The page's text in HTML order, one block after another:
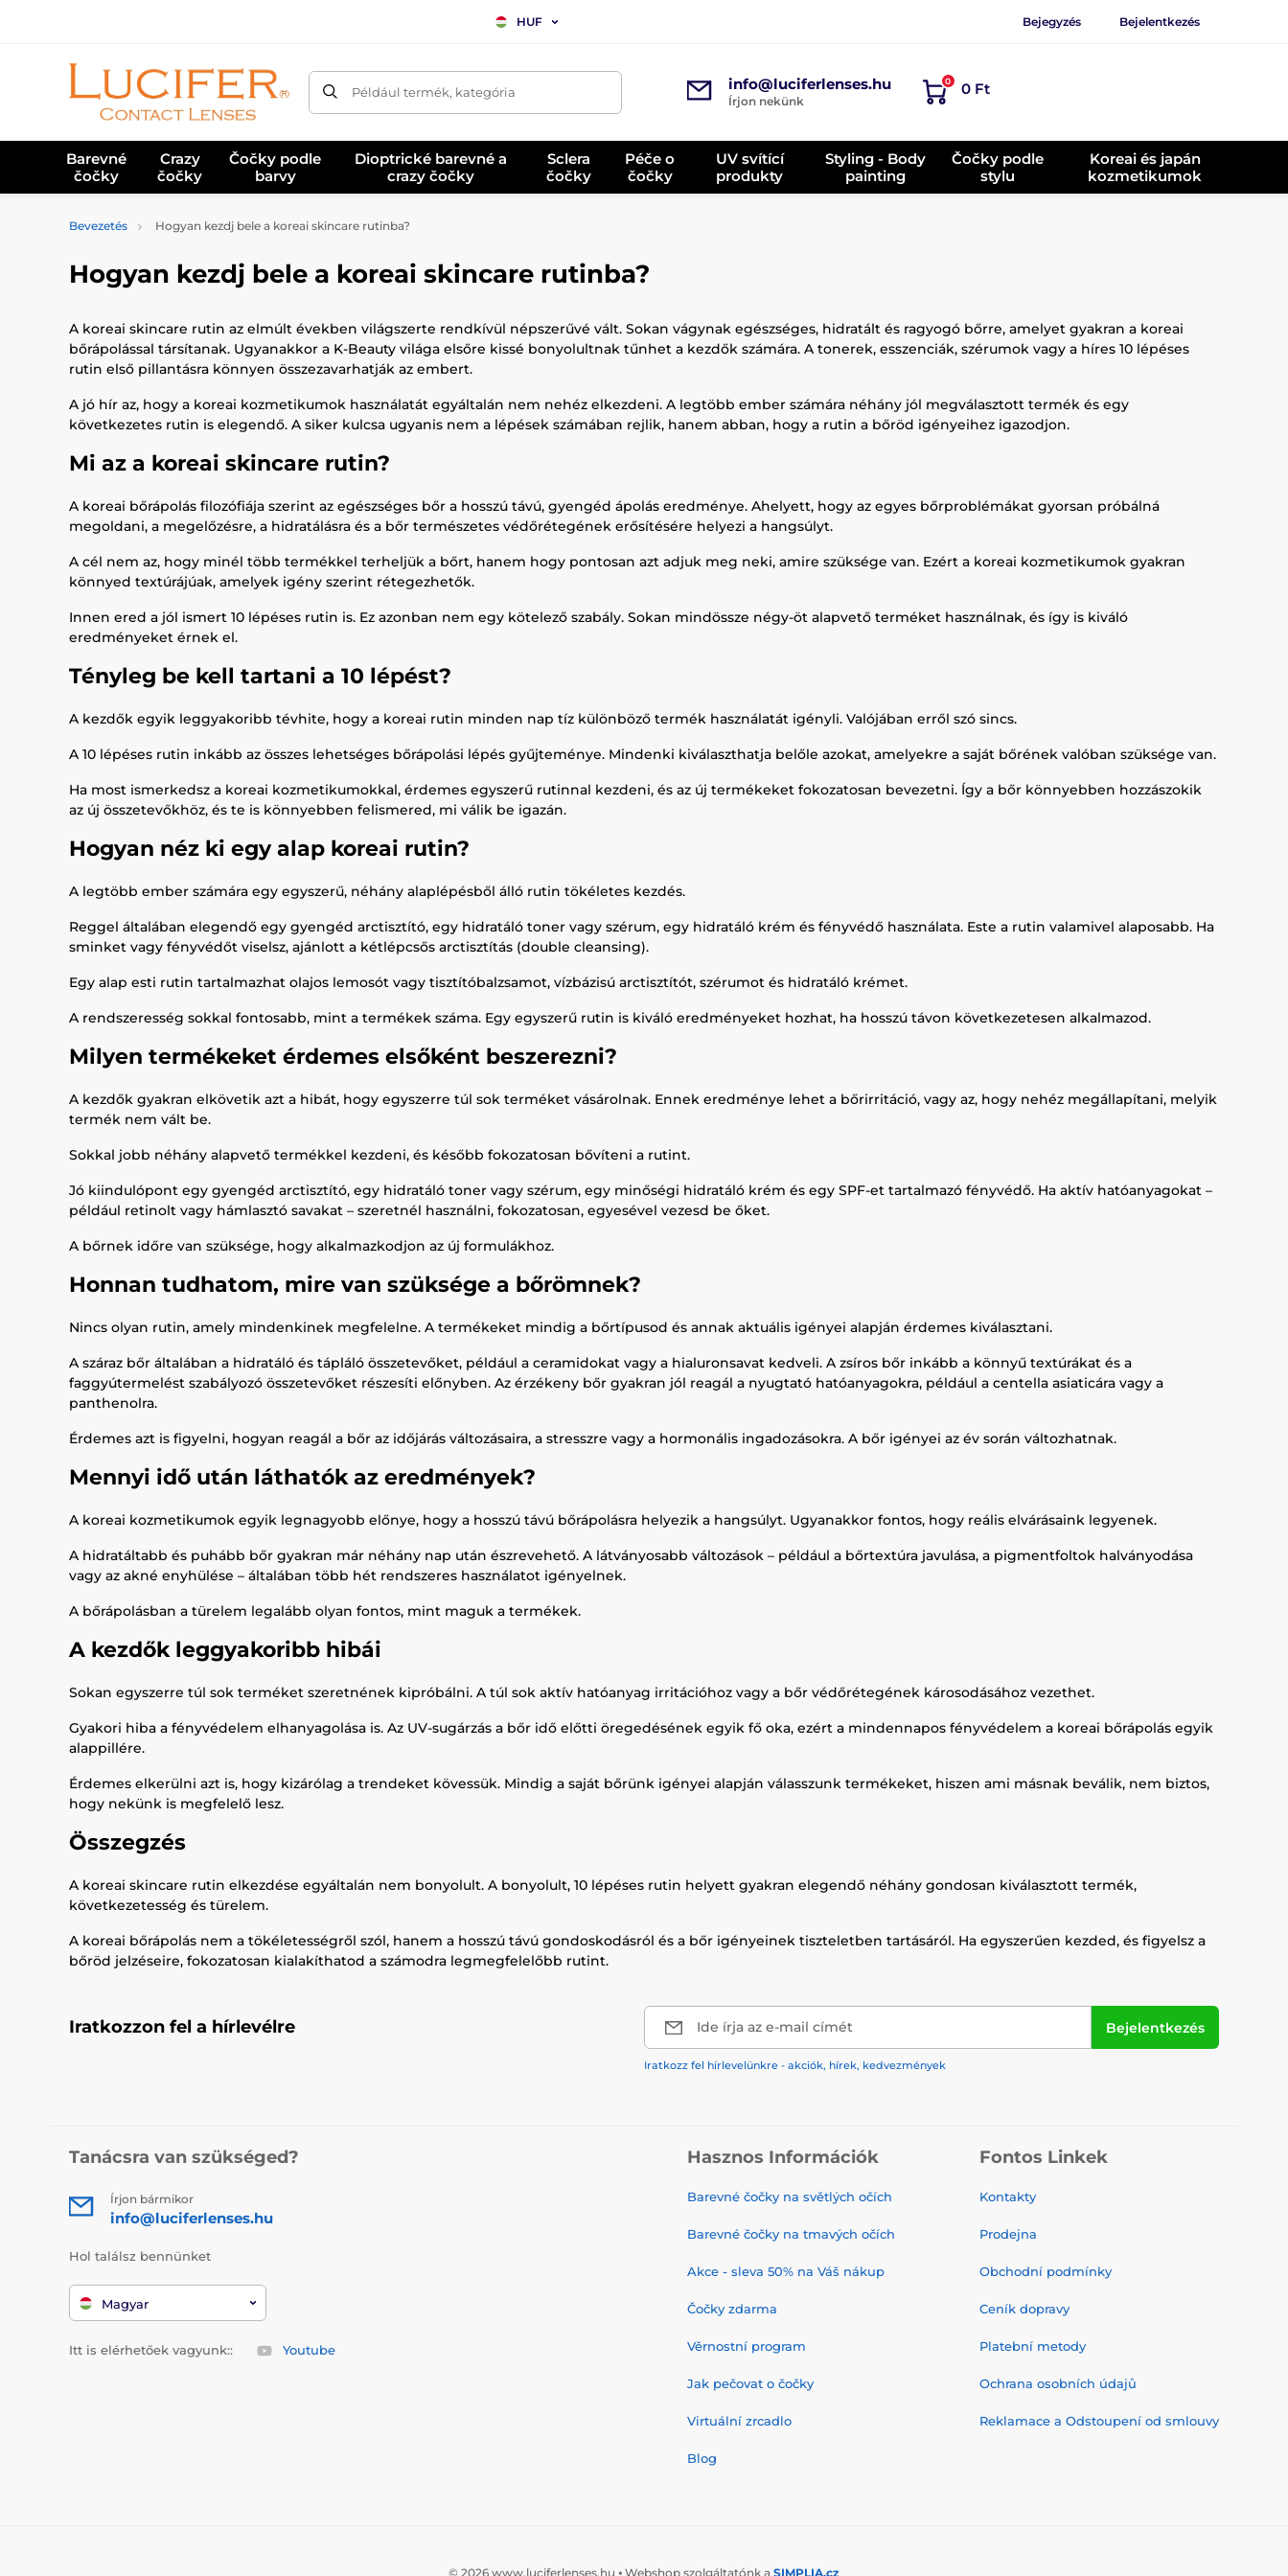
HUF Bejegyzés Bejelentkezés
Például termék, kategória info@luciferlenses.hu
Írjon nekünk
0 0 Ft
Barevné
čočky
Crazy
čočky
Čočky podle
barvy
Dioptrické barevné a
crazy čočky
Sclera
čočky
Péče o
čočky
UV svítící
produkty
Styling - Body
painting
Čočky podle
stylu
Koreai és japán
kozmetikumok
Bevezetés Hogyan kezdj bele a koreai skincare rutinba?
Hogyan kezdj bele a koreai skincare rutinba?
A koreai skincare rutin az elmúlt években világszerte rendkívül népszerűvé vált. Sokan vágynak egészséges, hidratált és ragyogó bőrre, amelyet gyakran a koreai
bőrápolással társítanak. Ugyanakkor a K-Beauty világa elsőre kissé bonyolultnak tűnhet a kezdők számára. A tonerek, esszenciák, szérumok vagy a híres 10 lépéses
rutin első pillantásra könnyen összezavarhatják az embert.
A jó hír az, hogy a koreai kozmetikumok használatát egyáltalán nem nehéz elkezdeni. A legtöbb ember számára néhány jól megválasztott termék és egy
következetes rutin is elegendő. A siker kulcsa ugyanis nem a lépések számában rejlik, hanem abban, hogy a rutin a bőröd igényeihez igazodjon.
Mi az a koreai skincare rutin?
A koreai bőrápolás filozófiája szerint az egészséges bőr a hosszú távú, gyengéd ápolás eredménye. Ahelyett, hogy az egyes bőrproblémákat gyorsan próbálná
megoldani, a megelőzésre, a hidratálásra és a bőr természetes védőrétegének erősítésére helyezi a hangsúlyt.
A cél nem az, hogy minél több termékkel terheljük a bőrt, hanem hogy pontosan azt adjuk meg neki, amire szüksége van. Ezért a koreai kozmetikumok gyakran
könnyed textúrájúak, amelyek igény szerint rétegezhetők.
Innen ered a jól ismert 10 lépéses rutin is. Ez azonban nem egy kötelező szabály. Sokan mindössze négy-öt alapvető terméket használnak, és így is kiváló
eredményeket érnek el.
Tényleg be kell tartani a 10 lépést?
A kezdők egyik leggyakoribb tévhite, hogy a koreai rutin minden nap tíz különböző termék használatát igényli. Valójában erről szó sincs.
A 10 lépéses rutin inkább az összes lehetséges bőrápolási lépés gyűjteménye. Mindenki kiválaszthatja belőle azokat, amelyekre a saját bőrének valóban szüksége van.
Ha most ismerkedsz a koreai kozmetikumokkal, érdemes egyszerű rutinnal kezdeni, és az új termékeket fokozatosan bevezetni. Így a bőr könnyebben hozzászokik
az új összetevőkhöz, és te is könnyebben felismered, mi válik be igazán.
Hogyan néz ki egy alap koreai rutin?
A legtöbb ember számára egy egyszerű, néhány alaplépésből álló rutin tökéletes kezdés.
Reggel általában elegendő egy gyengéd arctisztító, egy hidratáló toner vagy szérum, egy hidratáló krém és fényvédő használata. Este a rutin valamivel alaposabb. Ha
sminket vagy fényvédőt viselsz, ajánlott a kétlépcsős arctisztítás (double cleansing).
Egy alap esti rutin tartalmazhat olajos lemosót vagy tisztítóbalzsamot, vízbázisú arctisztítót, szérumot és hidratáló krémet.
A rendszeresség sokkal fontosabb, mint a termékek száma. Egy egyszerű rutin is kiváló eredményeket hozhat, ha hosszú távon következetesen alkalmazod.
Milyen termékeket érdemes elsőként beszerezni?
A kezdők gyakran elkövetik azt a hibát, hogy egyszerre túl sok terméket vásárolnak. Ennek eredménye lehet a bőrirritáció, vagy az, hogy nehéz megállapítani, melyik
termék nem vált be.
Sokkal jobb néhány alapvető termékkel kezdeni, és később fokozatosan bővíteni a rutint.
Jó kiindulópont egy gyengéd arctisztító, egy hidratáló toner vagy szérum, egy minőségi hidratáló krém és egy SPF-et tartalmazó fényvédő. Ha aktív hatóanyagokat –
például retinolt vagy hámlasztó savakat – szeretnél használni, fokozatosan, egyesével vezesd be őket.
A bőrnek időre van szüksége, hogy alkalmazkodjon az új formulákhoz.
Honnan tudhatom, mire van szüksége a bőrömnek?
Nincs olyan rutin, amely mindenkinek megfelelne. A termékeket mindig a bőrtípusod és annak aktuális igényei alapján érdemes kiválasztani.
A száraz bőr általában a hidratáló és tápláló összetevőket, például a ceramidokat vagy a hialuronsavat kedveli. A zsíros bőr inkább a könnyű textúrákat és a
faggyútermelést szabályozó összetevőket részesíti előnyben. Az érzékeny bőr gyakran jól reagál a nyugtató hatóanyagokra, például a centella asiaticára vagy a
panthenolra.
Érdemes azt is figyelni, hogyan reagál a bőr az időjárás változásaira, a stresszre vagy a hormonális ingadozásokra. A bőr igényei az év során változhatnak.
Mennyi idő után láthatók az eredmények?
A koreai kozmetikumok egyik legnagyobb előnye, hogy a hosszú távú bőrápolásra helyezik a hangsúlyt. Ugyanakkor fontos, hogy reális elvárásaink legyenek.
A hidratáltabb és puhább bőr gyakran már néhány nap után észrevehető. A látványosabb változások – például a bőrtextúra javulása, a pigmentfoltok halványodása
vagy az akné enyhülése – általában több hét rendszeres használatot igényelnek.
A bőrápolásban a türelem legalább olyan fontos, mint maguk a termékek.
A kezdők leggyakoribb hibái
Sokan egyszerre túl sok terméket szeretnének kipróbálni. A túl sok aktív hatóanyag irritációhoz vagy a bőr védőrétegének károsodásához vezethet.
Gyakori hiba a fényvédelem elhanyagolása is. Az UV-sugárzás a bőr idő előtti öregedésének egyik fő oka, ezért a mindennapos fényvédelem a koreai bőrápolás egyik
alappillére.
Érdemes elkerülni azt is, hogy kizárólag a trendeket kövessük. Mindig a saját bőrünk igényei alapján válasszunk termékeket, hiszen ami másnak beválik, nem biztos,
hogy nekünk is megfelelő lesz.
Összegzés
A koreai skincare rutin elkezdése egyáltalán nem bonyolult. A bonyolult, 10 lépéses rutin helyett gyakran elegendő néhány gondosan kiválasztott termék,
következetesség és türelem.
A koreai bőrápolás nem a tökéletességről szól, hanem a hosszú távú gondoskodásról és a bőr igényeinek tiszteletben tartásáról. Ha egyszerűen kezded, és figyelsz a
bőröd jelzéseire, fokozatosan kialakíthatod a számodra legmegfelelőbb rutint.
Iratkozzon fel a hírlevélre Ide írja az e-mail címét Bejelentkezés
Iratkozz fel hírlevelünkre - akciók, hírek, kedvezmények
Tanácsra van szükséged?
Írjon bármikor
info@luciferlenses.hu
Hol találsz bennünket
Magyar
Itt is elérhetőek vagyunk:: Youtube
Hasznos Információk
Barevné čočky na světlých očích
Barevné čočky na tmavých očích
Akce - sleva 50% na Váš nákup
Čočky zdarma
Věrnostní program
Jak pečovat o čočky
Virtuální zrcadlo
Blog
Fontos Linkek
Kontakty
Prodejna
Obchodní podmínky
Ceník dopravy
Platební metody
Ochrana osobních údajů
Reklamace a Odstoupení od smlouvy
© 2026 www.luciferlenses.hu ⦁ Webshop szolgáltatónk a SIMPLIA.cz